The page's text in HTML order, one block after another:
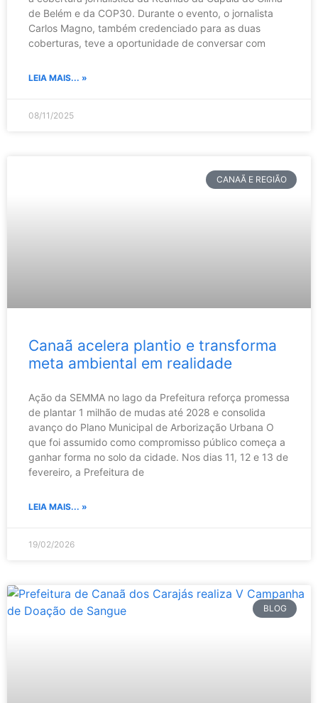
de Belém e da COP30. Durante o evento, o jornalista
Carlos Magno, também credenciado para as duas
coberturas, teve a oportunidade de conversar com
LEIA MAIS... »
08/11/2025
CANAÃ E REGIÃO
Canaã acelera plantio e transforma
meta ambiental em realidade
Ação da SEMMA no lago da Prefeitura reforça promessa
de plantar 1 milhão de mudas até 2028 e consolida
avanço do Plano Municipal de Arborização Urbana O
que foi assumido como compromisso público começa a
ganhar forma no solo da cidade. Nos dias 11, 12 e 13 de
fevereiro, a Prefeitura de
LEIA MAIS... »
19/02/2026
BLOG